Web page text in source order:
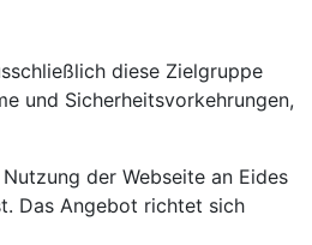
diese Zielgruppe
und Sicherheitsvorkehrungen,
der Webseite an Eides
Das Angebot richtet sich